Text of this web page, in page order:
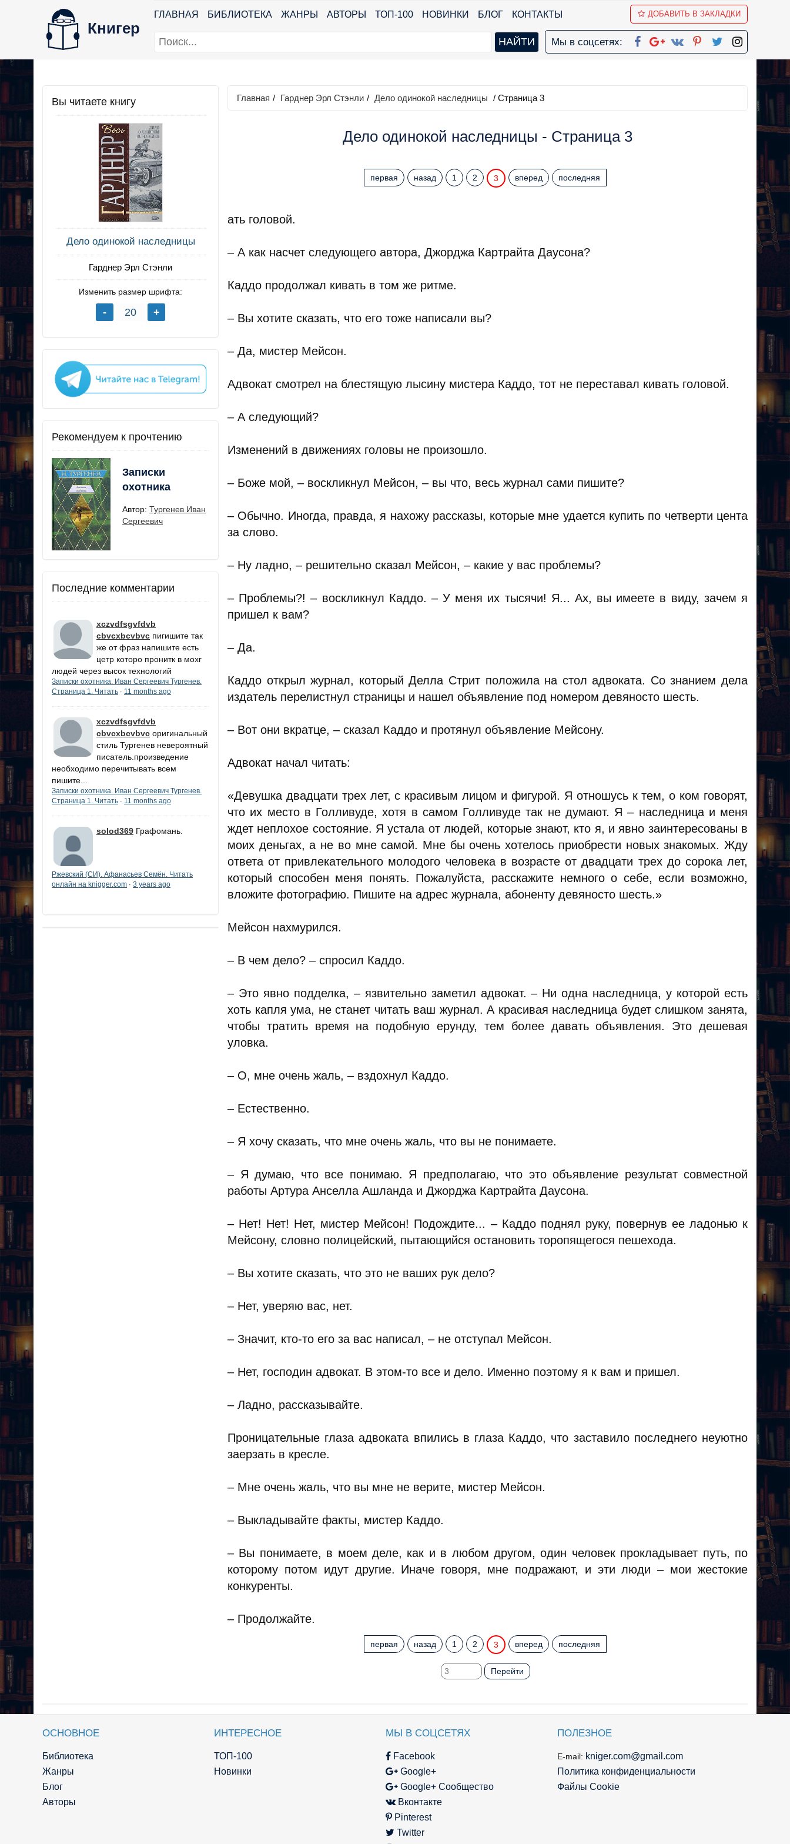
Книгер
ГЛАВНАЯ БИБЛИОТЕКА ЖАНРЫ АВТОРЫ ТОП-100 НОВИНКИ БЛОГ КОНТАКТЫ ДОБАВИТЬ В ЗАКЛАДКИ
Мы в соцсетях:
Вы читаете книгу
Дело одинокой наследницы
Гарднер Эрл Стэнли
Изменить размер шрифта:
Рекомендуем к прочтению
Записки
охотника
Автор: Тургенев Иван
Сергеевич
Последние комментарии
xczvdfsgvfdvb
cbvcxbcvbvc пигишите так
же от фраз напишите есть
цетр которо пронитк в мохг
людей через высок технологий
Записки охотника. Иван Сергеевич Тургенев.
Страница 1. Читать · 11 months ago
xczvdfsgvfdvb
cbvcxbcvbvc оригинальный
стиль Тургенев невероятный
писатель.произведение
необходимо перечитывать всем
пишите...
Записки охотника. Иван Сергеевич Тургенев.
Страница 1. Читать · 11 months ago
solod369 Графомань.
Ржевский (СИ). Афанасьев Семён. Читать
онлайн на knigger.com · 3 years ago
Главная / Гарднер Эрл Стэнли / Дело одинокой наследницы / Страница 3
Дело одинокой наследницы - Страница 3
первая назад 1 2 3 вперед последняя
ать головой.
– А как насчет следующего автора, Джорджа Картрайта Даусона?
Каддо продолжал кивать в том же ритме.
– Вы хотите сказать, что его тоже написали вы?
– Да, мистер Мейсон.
Адвокат смотрел на блестящую лысину мистера Каддо, тот не переставал кивать головой.
– А следующий?
Изменений в движениях головы не произошло.
– Боже мой, – воскликнул Мейсон, – вы что, весь журнал сами пишите?
– Обычно. Иногда, правда, я нахожу рассказы, которые мне удается купить по четверти цента
за слово.
– Ну ладно, – решительно сказал Мейсон, – какие у вас проблемы?
– Проблемы?! – воскликнул Каддо. – У меня их тысячи! Я... Ах, вы имеете в виду, зачем я
пришел к вам?
– Да.
Каддо открыл журнал, который Делла Стрит положила на стол адвоката. Со знанием дела
издатель перелистнул страницы и нашел объявление под номером девяносто шесть.
– Вот они вкратце, – сказал Каддо и протянул объявление Мейсону.
Адвокат начал читать:
«Девушка двадцати трех лет, с красивым лицом и фигурой. Я отношусь к тем, о ком говорят,
что их место в Голливуде, хотя в самом Голливуде так не думают. Я – наследница и меня
ждет неплохое состояние. Я устала от людей, которые знают, кто я, и явно заинтересованы в
моих деньгах, а не во мне самой. Мне бы очень хотелось приобрести новых знакомых. Жду
ответа от привлекательного молодого человека в возрасте от двадцати трех до сорока лет,
который способен меня понять. Пожалуйста, расскажите немного о себе, если возможно,
вложите фотографию. Пишите на адрес журнала, абоненту девяносто шесть.»
Мейсон нахмурился.
– В чем дело? – спросил Каддо.
– Это явно подделка, – язвительно заметил адвокат. – Ни одна наследница, у которой есть
хоть капля ума, не станет читать ваш журнал. А красивая наследница будет слишком занята,
чтобы тратить время на подобную ерунду, тем более давать объявления. Это дешевая
уловка.
– О, мне очень жаль, – вздохнул Каддо.
– Естественно.
– Я хочу сказать, что мне очень жаль, что вы не понимаете.
– Я думаю, что все понимаю. Я предполагаю, что это объявление результат совместной
работы Артура Анселла Ашланда и Джорджа Картрайта Даусона.
– Нет! Нет! Нет, мистер Мейсон! Подождите... – Каддо поднял руку, повернув ее ладонью к
Мейсону, словно полицейский, пытающийся остановить торопящегося пешехода.
– Вы хотите сказать, что это не ваших рук дело?
– Нет, уверяю вас, нет.
– Значит, кто-то его за вас написал, – не отступал Мейсон.
– Нет, господин адвокат. В этом-то все и дело. Именно поэтому я к вам и пришел.
– Ладно, рассказывайте.
Проницательные глаза адвоката впились в глаза Каддо, что заставило последнего неуютно
заерзать в кресле.
– Мне очень жаль, что вы мне не верите, мистер Мейсон.
– Выкладывайте факты, мистер Каддо.
– Вы понимаете, в моем деле, как и в любом другом, один человек прокладывает путь, по
которому потом идут другие. Иначе говоря, мне подражают, и эти люди – мои жестокие
конкуренты.
– Продолжайте.
первая назад 1 2 3 вперед последняя
Перейти
ОСНОВНОЕ
Библиотека
Жанры
Блог
Авторы
ИНТЕРЕСНОЕ
ТОП-100
Новинки
МЫ В СОЦСЕТЯХ
Facebook
Google+
Google+ Сообщество
Вконтакте
Pinterest
Twitter
ПОЛЕЗНОЕ
E-mail: kniger.com@gmail.com
Политика конфиденциальности
Файлы Cookie